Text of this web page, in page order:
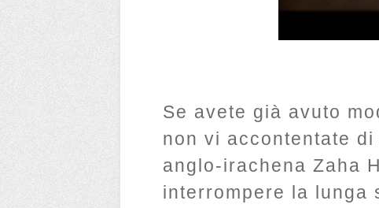
Se avete già avuto
non vi accontentate
anglo-irachena Zaha
interrompere la lunga